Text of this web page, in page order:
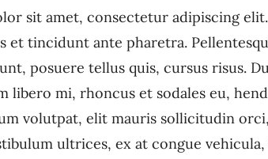
sit amet, consectetur adipiscing
et tincidunt ante pharetra.
posuere tellus quis, cursus risus.
libero mi, rhoncus et sodales eu,
volutpat, elit mauris sollicitudin
ultrices, ex at congue